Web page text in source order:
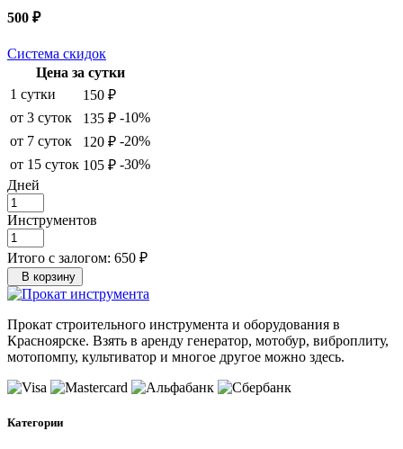
500 ₽
Система скидок
Цена за сутки
1 сутки
150 ₽
от 3 суток
135 ₽ -10%
от 7 суток
120 ₽ -20%
от 15 суток 105 ₽ -30%
Дней
Инструментов
Итого с залогом: 650 ₽
В корзину
Прокат строительного инструмента и оборудования в
Красноярске. Взять в аренду генератор, мотобур, виброплиту,
мотопомпу, культиватор и многое другое можно здесь.
Категории